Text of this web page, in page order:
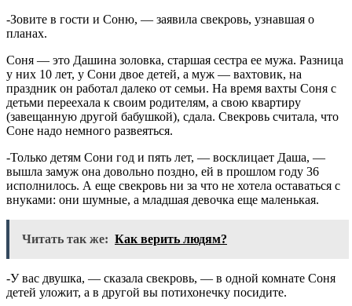
-Зовите в гости и Соню, — заявила свекровь, узнавшая о
планах.
Соня — это Дашина золовка, старшая сестра ее мужа. Разница
у них 10 лет, у Сони двое детей, а муж — вахтовик, на
праздник он работал далеко от семьи. На время вахты Соня с
детьми переехала к своим родителям, а свою квартиру
(завещанную другой бабушкой), сдала. Свекровь считала, что
Соне надо немного развеяться.
-Только детям Сони год и пять лет, — восклицает Даша, —
вышла замуж она довольно поздно, ей в прошлом году 36
исполнилось. А еще свекровь ни за что не хотела оставаться с
внуками: они шумные, а младшая девочка еще маленькая.
Читать так же: Как верить людям?
-У вас двушка, — сказала свекровь, — в одной комнате Соня
детей уложит, а в другой вы потихонечку посидите.